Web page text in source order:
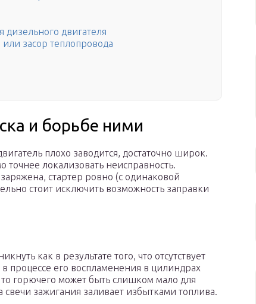
дизельного двигателя
засор теплопровода
и борьбе ними
плохо заводится, достаточно широк.
локализовать неисправность.
стартер ровно (с одинаковой
стоит исключить возможность заправки
как в результате того, что отсутствует
процессе его воспламенения в цилиндрах
то горючего может быть слишком мало для
зажигания заливает избытками топлива.